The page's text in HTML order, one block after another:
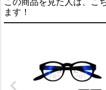
この商品を見た人は、こ
ます！